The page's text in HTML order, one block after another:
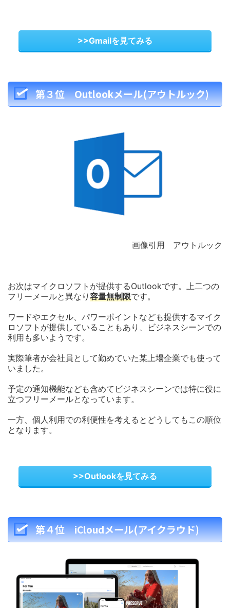
>>Gmailを見てみる
第３位 Outlookメール(アウトルック)
画像引用 アウトルック
お次はマイクロソフトが提供するOutlookです。上二つの
フリーメールと異なり 容量無制限です。
ワードやエクセル、パワーポイントなども提供するマイク
ロソフトが提供していることもあり、ビジネスシーンでの
利用も多いようです。
実際筆者が会社員として勤めていた某上場企業でも使って
いました。
予定の通知機能なども含めてビジネスシーンでは特に役に
立つフリーメールとなっています。
一方、個人利用での利便性を考えるとどうしてもこの順位
となります。
>>Outlookを見てみる
第４位 iCloudメール(アイクラウド)